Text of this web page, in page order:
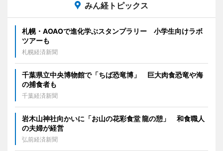
みん経トピックス
札幌・AOAOで進化学ぶスタンプラリー 小学生向けラボ
ツアーも
札幌経済新聞
千葉県立中央博物館で「ちば恐竜博」 巨大肉食恐竜や海
の捕食者も
千葉経済新聞
岩木山神社向かいに「お山の花彩食堂 龍の憩」 和食職人
の夫婦が経営
弘前経済新聞